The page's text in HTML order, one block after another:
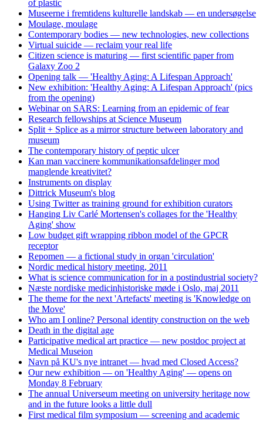
of plastic
Museerne i fremtidens kulturelle landskab — en undersøgelse
Moulage, moulage
Contemporary bodies — new technologies, new collections
Virtual suicide — reclaim your real life
Citizen science is maturing — first scientific paper from
Galaxy Zoo 2
Opening talk — 'Healthy Aging: A Lifespan Approach'
New exhibition: 'Healthy Aging: A Lifespan Approach' (pics
from the opening)
Webinar on SARS: Learning from an epidemic of fear
Research fellowships at Science Museum
Split + Splice as a mirror structure between laboratory and
museum
The contemporary history of peptic ulcer
Kan man vaccinere kommunikationsafdelinger mod
manglende kreativitet?
Instruments on display
Dittrick Museum's blog
Using Twitter as training ground for exhibition curators
Hanging Liv Carlé Mortensen's collages for the 'Healthy
Aging' show
Low budget gift wrapping ribbon model of the GPCR
receptor
Repomen — a fictional study in organ 'circulation'
Nordic medical history meeting, 2011
What is science communication for in a postindustrial society?
Næste nordiske medicinhistoriske møde i Oslo, maj 2011
The theme for the next 'Artefacts' meeting is 'Knowledge on
the Move'
Who am I online? Personal identity construction on the web
Death in the digital age
Participative medical art practice — new postdoc project at
Medical Museion
Navn på KU's nye intranet — hvad med Closed Access?
Our new exhibition — on 'Healthy Aging' — opens on
Monday 8 February
The annual Universeum meeting on university heritage now
and in the future looks a little dull
First medical film symposium — screening and academic